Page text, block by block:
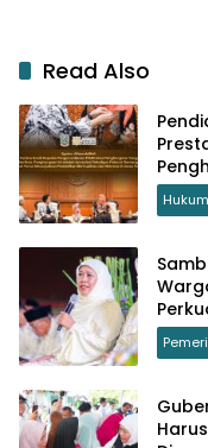
Read Also
Hukum